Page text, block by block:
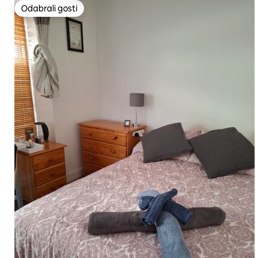
Odabrali gosti
Odabrali gosti